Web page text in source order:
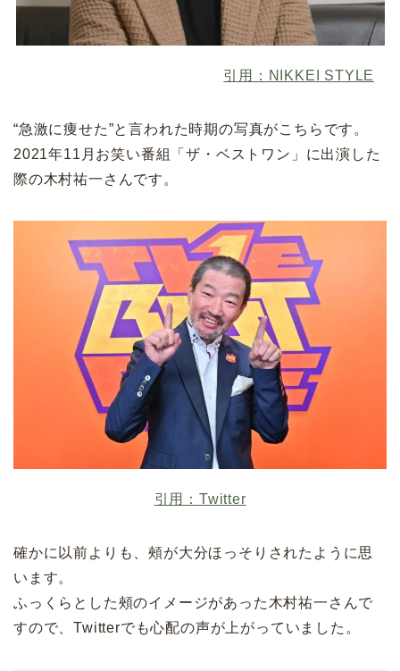
引用：NIKKEI STYLE
“急激に痩せた”と言われた時期の写真がこちらです。
2021年11月お笑い番組「ザ・ベストワン」に出演した
際の木村祐一さんです。
引用：Twitter
確かに以前よりも、頰が大分ほっそりされたように思
います。
ふっくらとした頰のイメージがあった木村祐一さんで
すので、Twitterでも心配の声が上がっていました。